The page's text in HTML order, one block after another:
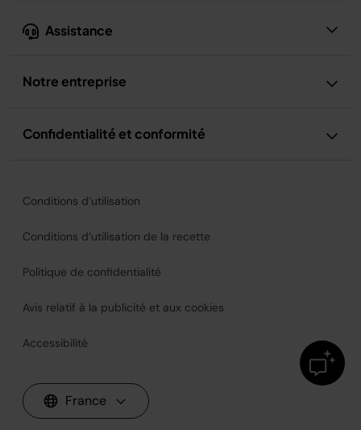
Assistance
Notre entreprise
Confidentialité et conformité
Conditions d’utilisation
Conditions d’utilisation de la recette
Politique de confidentialité
Avis relatif à la publicité et aux cookies
Accessibilité
France